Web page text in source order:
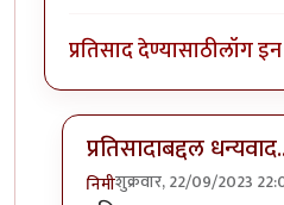
प्रतिसाद देण्यासाठीलॉग
प्रतिसादाबद्दल
निमीशुक्रवार, 22/09/2023